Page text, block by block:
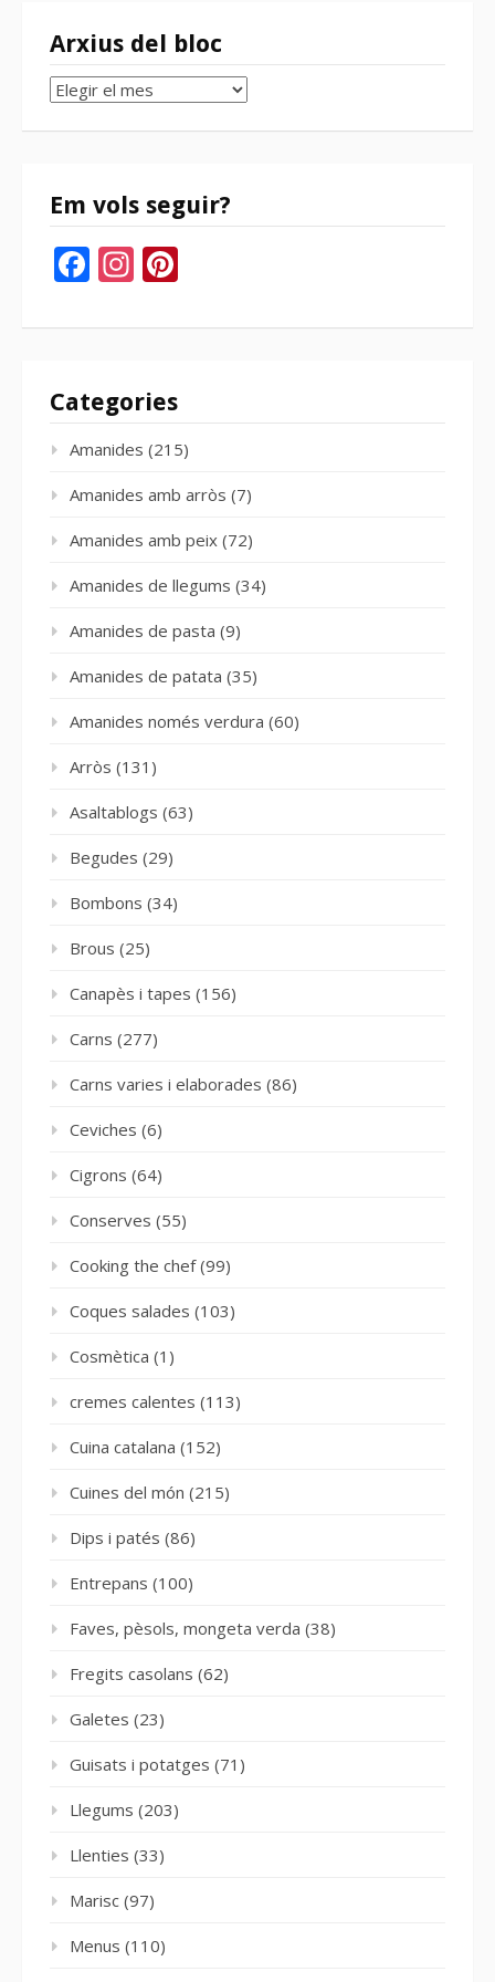
Arxius del bloc
Arxius
bloc
Em vols seguir?
Facebook
Instagram
Categories
Amanides (215)
Amanides amb arròs (7)
Amanides amb peix (72)
Amanides de llegums (34)
Amanides de pasta (9)
Amanides de patata (35)
Amanides només verdura (60)
Arròs (131)
Asaltablogs (63)
Begudes (29)
Bombons (34)
Brous (25)
Canapès i tapes (156)
Carns (277)
Carns varies i elaborades (86)
Ceviches (6)
Cigrons (64)
Conserves (55)
Cooking the chef(99)
Coques salades (103)
Cosmètica (1)
cremes calentes (113)
Cuina catalana (152)
Cuines del món (215)
Dips i patés (86)
Entrepans (100)
Faves, pèsols, mongeta verda (38)
Fregits casolans (62)
Galetes (23)
Guisats i potatges (71)
Llegums (203)
Llenties (33)
Marisc (97)
Menus (110)